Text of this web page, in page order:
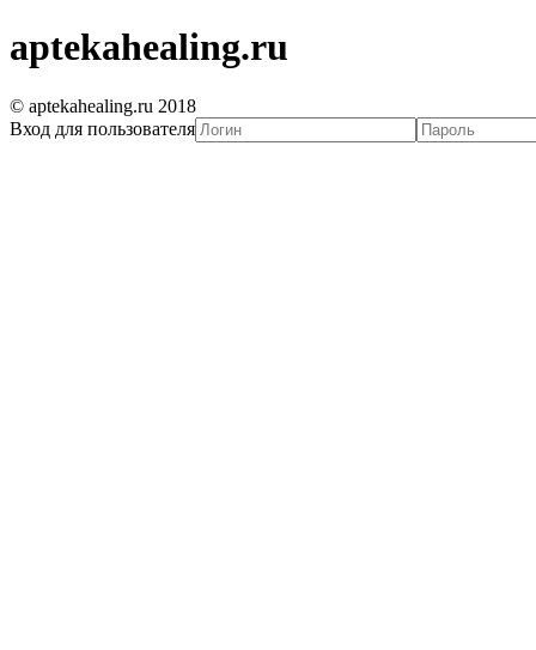
aptekahealing.ru
© aptekahealing.ru 2018
Вход для пользователя